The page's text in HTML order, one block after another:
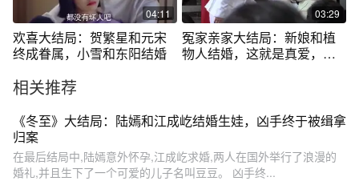
04:11
欢喜大结局：贺繁星和元宋
终成眷属，小雪和东阳结婚
03:29
冤家亲家大结局：新娘和植
物人结婚，这就是真爱，感
相关推荐
《冬至》大结局：陆嫣和江成屹结婚生娃，凶手终于被缉拿
归案
在最后结局中,陆嫣意外怀孕,江成屹求婚,两人在国外举行了浪漫的
婚礼,并且生下了一个可爱的儿子名叫豆豆。 凶手终...